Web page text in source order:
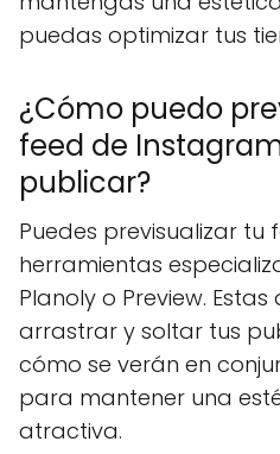
puedas optimizar tus
¿Cómo puedo
feed de
publicar?
Puedes previsualizar tu
herramientas
Planoly o Preview.
arrastrar y soltar tus
cómo se verán en
para mantener una
atractiva.